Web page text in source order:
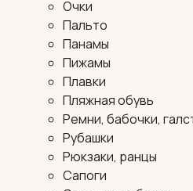
Очки
Пальто
Панамы
Пижамы
Плавки
Пляжная обувь
Ремни, бабочки,
Рубашки
Рюкзаки, ранцы
Сапоги